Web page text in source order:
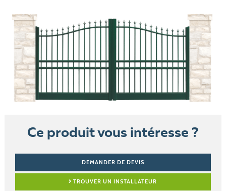
Ce produit vous intéresse ?
DEMANDER DE DEVIS
TROUVER UN INSTALLATEUR